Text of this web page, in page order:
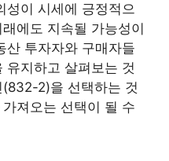
성이 시세에 긍정적으
에도 지속될 가능성이
산 투자자와 구매자들
유지하고 살펴보는 것
2)을 선택하는 것
져오는 선택이 될 수